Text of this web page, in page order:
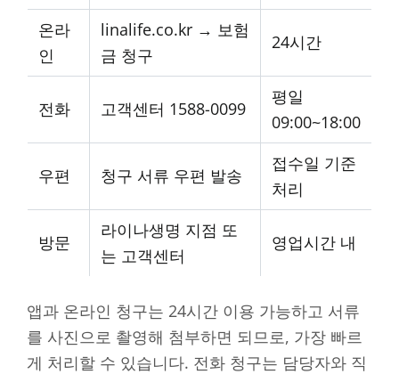
온라
인
linalife.co.kr → 보험
금 청구
24시간
전화 고객센터 1588-0099
평일
09:00~18:00
우편 청구 서류 우편 발송
접수일 기준
처리
방문
라이나생명 지점 또
는 고객센터
영업시간 내
앱과 온라인 청구는 24시간 이용 가능하고 서류
를 사진으로 촬영해 첨부하면 되므로, 가장 빠르
게 처리할 수 있습니다. 전화 청구는 담당자와 직